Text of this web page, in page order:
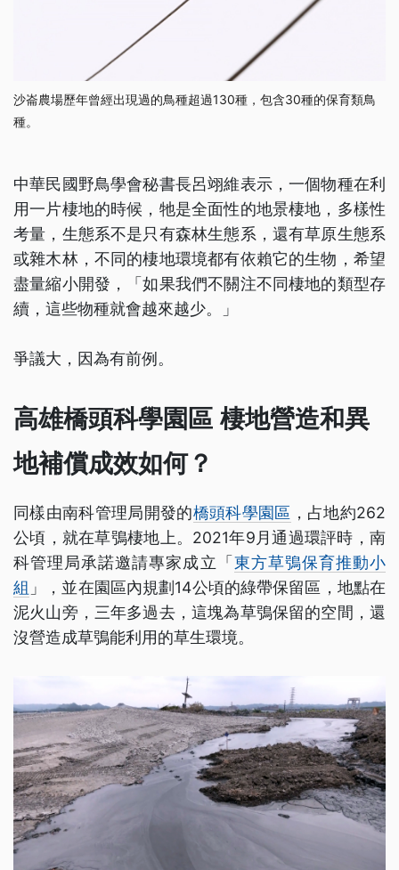
沙崙農場歷年曾經出現過的鳥種超過130種，包含30種的保育類鳥
種。
中華民國野鳥學會秘書長呂翊維表示，一個物種在利
用一片棲地的時候，牠是全面性的地景棲地，多樣性
考量，生態系不是只有森林生態系，還有草原生態系
或雜木林，不同的棲地環境都有依賴它的生物，希望
盡量縮小開發，「如果我們不關注不同棲地的類型存
續，這些物種就會越來越少。」
爭議大，因為有前例。
高雄橋頭科學園區 棲地營造和異
地補償成效如何？
同樣由南科管理局開發的橋頭科學園區 ，占地約262
公頃，就在草鴞棲地上。2021年9月通過環評時，南
科管理局承諾邀請專家成立「 東方草鴞保育推動小
組 」，並在園區內規劃14公頃的綠帶保留區，地點在
泥火山旁，三年多過去，這塊為草鴞保留的空間，還
沒營造成草鴞能利用的草生環境。